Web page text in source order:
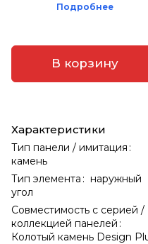
Подробнее
В корзину
Характеристики
Тип панели / имитация :
камень
Тип элемента : наружный
угол
Совместимость с серией /
коллекцией панелей :
Колотый камень Design